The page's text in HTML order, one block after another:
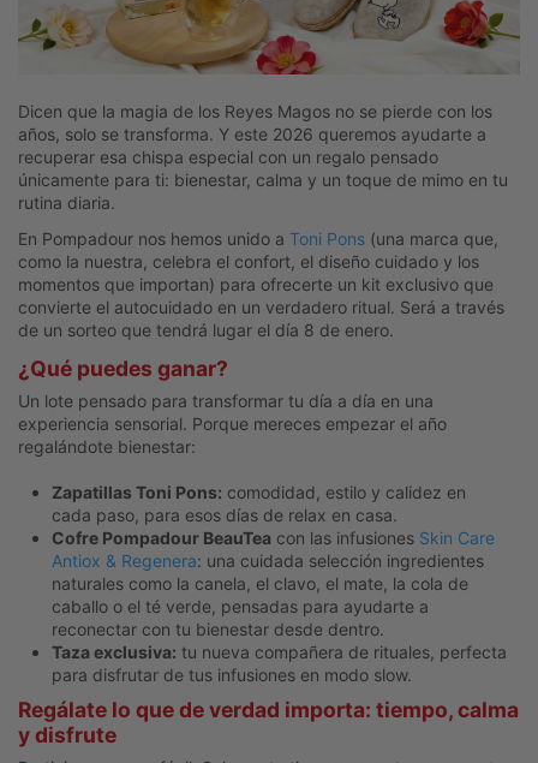
Dicen que la magia de los Reyes Magos no se pierde con los
años, solo se transforma. Y este 2026 queremos ayudarte a
recuperar esa chispa especial con un regalo pensado
únicamente para ti: bienestar, calma y un toque de mimo en tu
rutina diaria.
En Pompadour nos hemos unido a Toni Pons (una marca que,
como la nuestra, celebra el confort, el diseño cuidado y los
momentos que importan) para ofrecerte un kit exclusivo que
convierte el autocuidado en un verdadero ritual. Será a través
de un sorteo que tendrá lugar el día 8 de enero.
¿Qué puedes ganar?
Un lote pensado para transformar tu día a día en una
experiencia sensorial. Porque mereces empezar el año
regalándote bienestar:
Zapatillas Toni Pons: comodidad, estilo y calidez en
cada paso, para esos días de relax en casa.
Cofre Pompadour BeauTea con las infusiones Skin Care
Antiox & Regenera: una cuidada selección ingredientes
naturales como la canela, el clavo, el mate, la cola de
caballo o el té verde, pensadas para ayudarte a
reconectar con tu bienestar desde dentro.
Taza exclusiva: tu nueva compañera de rituales, perfecta
para disfrutar de tus infusiones en modo slow.
Regálate lo que de verdad importa: tiempo, calma
y disfrute